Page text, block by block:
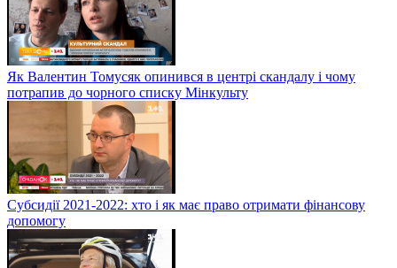
Як Валентин Томусяк опинився в центрі скандалу і чому
потрапив до чорного списку Мінкульту
Субсидії 2021-2022: хто і як має право отримати фінансову
допомогу